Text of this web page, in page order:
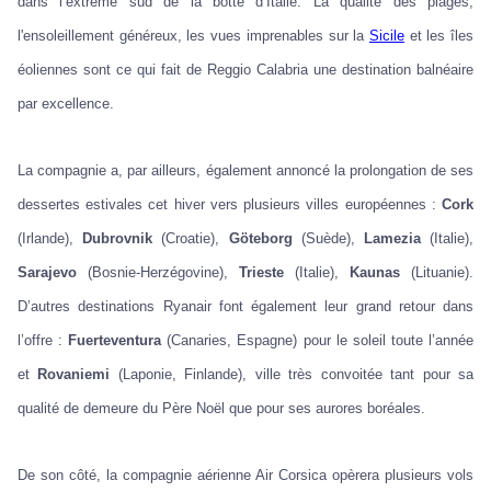
l'ensoleillement généreux, les vues imprenables sur la Sicileet les îles
éoliennes sont ce qui fait de Reggio Calabria une destination balnéaire
par excellence.
La compagnie a, par ailleurs, également annoncé la prolongation de ses
dessertes estivales cet hiver vers plusieurs villes européennes : Cork
(Irlande), Dubrovnik (Croatie), Göteborg (Suède), Lamezia(Italie),
Sarajevo (Bosnie-Herzégovine), Trieste (Italie), Kaunas (Lituanie).
D’autres destinations Ryanair font également leur grand retour dans
l’offre : Fuerteventura (Canaries, Espagne) pour le soleil toute l’année
et Rovaniemi (Laponie, Finlande), ville très convoitée tant pour sa
qualité de demeure du Père Noël que pour ses aurores boréales.
De son côté, la compagnie aérienne Air Corsica opèrera plusieurs vols